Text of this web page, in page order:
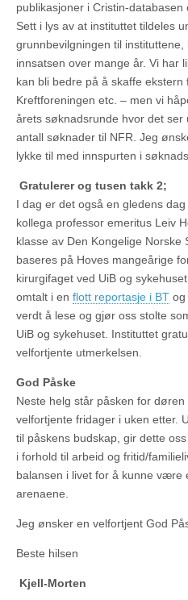
publikasjoner i Cristin-
Sett i lys av at instituttet tildeles
grunnbevilgningen til
innsatsen over mange år. Vi har
kan bli bedre på å skaffe ekstern
Kreftforeningen etc. – men vi
årets søknadsrunde hvor det
antall søknader til NFR. Jeg
lykke til med innspurten i
Gratulerer og tusen takk 2;
I dag er det også en gledens
kollega professor emeritus Leiv
klasse av Den Kongelige Norske
baseres på Hoves mangeårige
kirurgifaget ved UiB og
omtalt i en flott reportasje i BT og
verdt å lese og gjør oss stolte
UiB og sykehuset. Instituttet
velfortjente utmerkelsen.
God Påske
Neste helg står påsken for
velfortjente fridager i uken etter.
til påskens budskap, gir dette
i forhold til arbeid og fritid/
balansen i livet for å kunne være
arenaene.
Jeg ønsker en velfortjent God
Beste hilsen
Kjell-Morten